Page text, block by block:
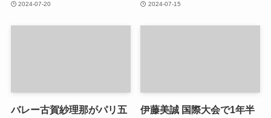
2024-07-20 2024-07-15
バレー古賀紗理那がパリ五
伊藤美誠 国際大会で1年半